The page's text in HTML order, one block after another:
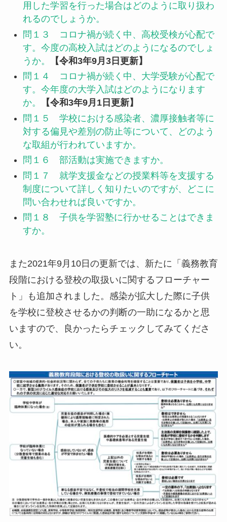
用した学習を行った場合はどのように取り扱わ
れるのでしょうか。
問１３ コロナ禍が続く中、高校受検が心配で
す。今度の高校入試はどのようになるのでしょ
うか。
【令和3年9月3日更新】
問１４ コロナ禍が続く中、大学受験が心配で
す。今年度の大学入試はどのようになります
か。
【令和3年9月1日更新】
問１５ 学校における感染者、濃厚接触者等に
対する偏見や差別の防止等について、どのよう
な取組が行われていますか。
問１６ 部活動は実施できますか。
問１７ 就学支援金などの授業料等を支援する
制度について詳しく知りたいのですが、どこに
問い合わせれば良いですか。
問１８ 子供を学習塾に行かせることはできま
すか。
また2021年9月10日の更新では、新たに「義務教育
段階における登校の取扱いに関するフローチャー
ト」も追加されました。感染が拡大した際に子供
を学校に登校させるかの判断の一助になるかと思
いますので、良かったらチェックしてみてくださ
い。